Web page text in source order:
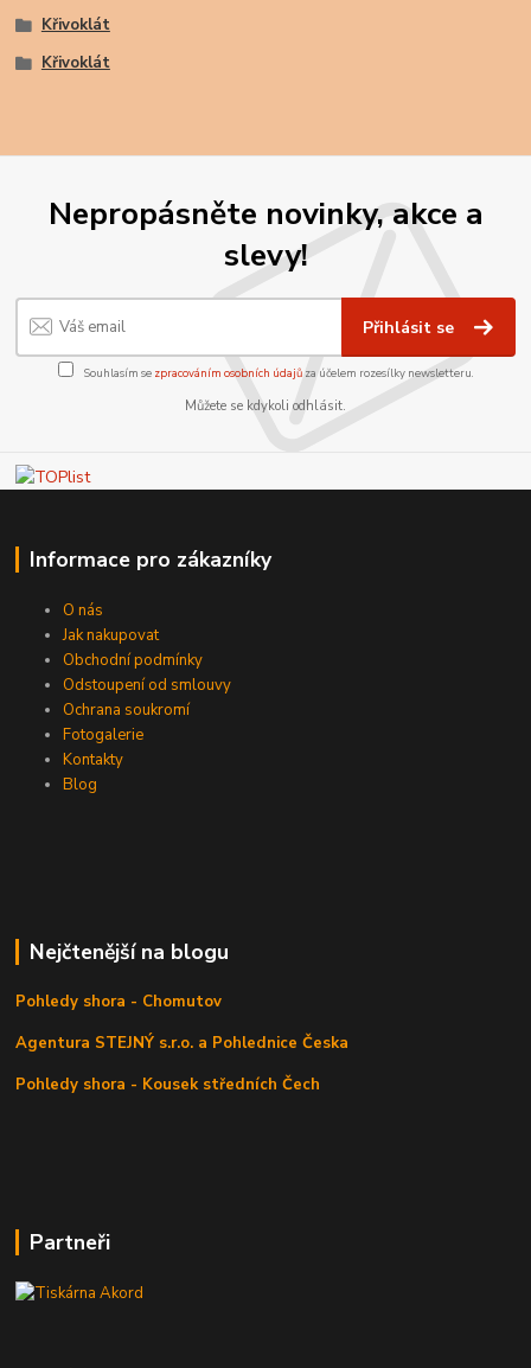
Křivoklát
Křivoklát
Nepropásněte novinky, akce a
slevy!
Přihlásit se
Souhlasím se zpracováním osobních údajůza účelem rozesílky newsletteru.
Můžete se kdykoli odhlásit.
Informace pro zákazníky
O nás
Jak nakupovat
Obchodní podmínky
Odstoupení od smlouvy
Ochrana soukromí
Fotogalerie
Kontakty
Blog
Nejčtenější na blogu
Pohledy shora - Chomutov
Agentura STEJNÝ s.r.o. a Pohlednice Česka
Pohledy shora - Kousek středních Čech
Partneři